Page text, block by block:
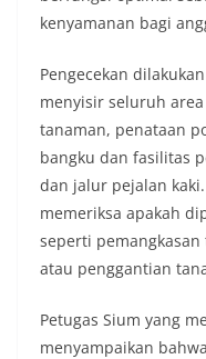
kenyamanan bagi
Pengecekan
menyisir seluruh
tanaman, penataan
bangku dan fasilitas
dan jalur pejalan
memeriksa apakah
seperti
atau penggantian
Petugas Sium yang
menyampaikan